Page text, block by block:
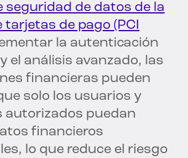
seguridad de datos de la
de pago (PCI
la autenticación
el análisis avanzado, las
financieras pueden
solo los usuarios y
autorizados puedan
financieros
lo que reduce el riesgo